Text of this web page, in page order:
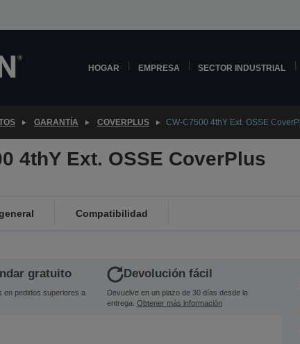
HOGAR EMPRESA SECTOR INDUSTRIAL
GARANTÍA COVERPLUS CW-C7500 4thY Ext. OSSE
4thY Ext. OSSE CoverPlus
Compatibilidad
gratuito
en pedidos superiores a
Devolución fácil
Devuelve en un plazo de 30 días desde la
entrega. Obtener más información